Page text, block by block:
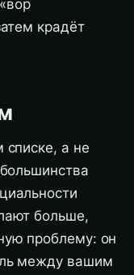
крадёт
списке, а не
больше,
проблему: он
между вашим